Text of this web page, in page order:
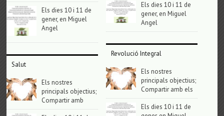
Els dies 10 i 11 de
gener, en Miguel
Angel
Salut
Els nostres
principals objectius;
Compartir amb
Els dies 10 i 11 de
gener, en Miguel
Angel
Revolució Integral
Els nostres
principals objectius;
Compartir amb els
Els dies 10 i 11 de